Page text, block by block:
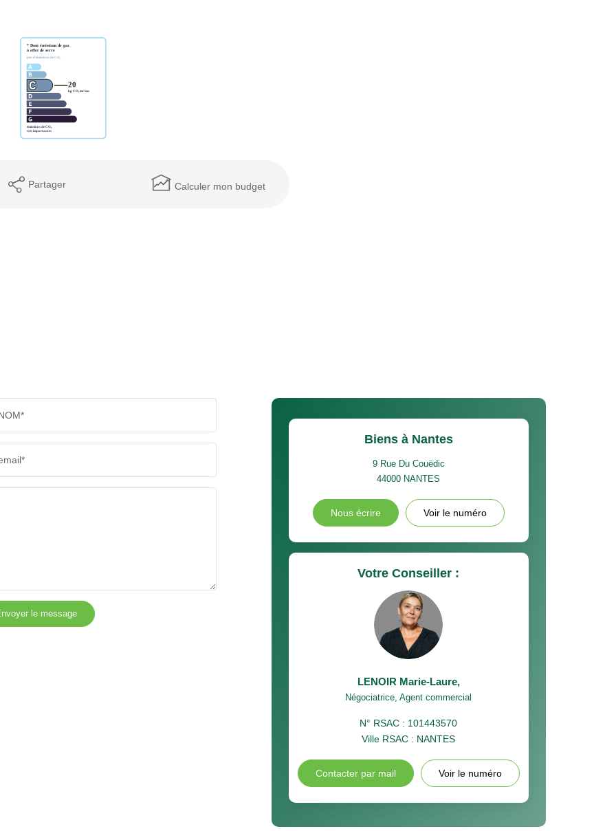
Partager Calculer mon budget
le message
Biens à Nantes
9 Rue Du Couëdic
44000 NANTES
Nous écrire Voir le numéro
Votre Conseiller :
LENOIR Marie-Laure,
Négociatrice, Agent commercial
N° RSAC : 101443570
Ville RSAC : NANTES
Contacter par mail Voir le numéro